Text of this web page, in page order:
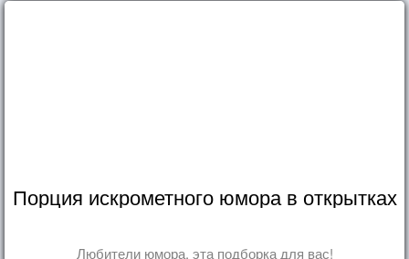
Порция искрометного юмора в открытках
Любители юмора, эта подборка для вас!